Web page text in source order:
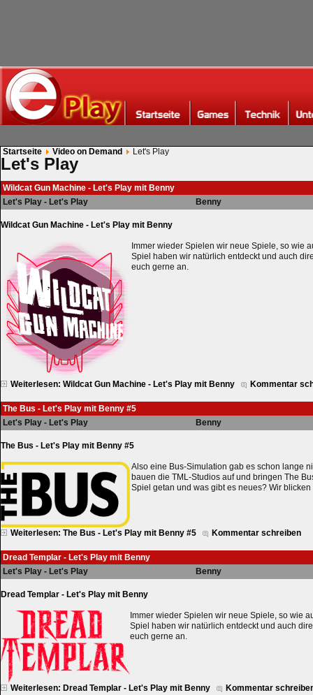
Startseite Video on Demand Let's Play
Let's Play
Wildcat Gun Machine - Let's Play mit Benny
Let's Play - Let's Play
Benny
Wildcat Gun Machine - Let's Play mit Benny
Immer wieder Spielen wir neue Spiele, so wie
Spiel haben wir natürlich entdeckt und auch
euch gerne an.
Weiterlesen: Wildcat Gun Machine - Let's Play mit Benny Kommentar
The Bus - Let's Play mit Benny #5
Let's Play - Let's Play
Benny
The Bus - Let's Play mit Benny #5
Also eine Bus-Simulation gab es schon lange
bauen die TML-Studios auf und bringen The
Spiel getan und was gibt es neues? Wir
Weiterlesen: The Bus - Let's Play mit Benny #5 Kommentar schreiben
Dread Templar - Let's Play mit Benny
Let's Play - Let's Play
Benny
Dread Templar - Let's Play mit Benny
Immer wieder Spielen wir neue Spiele, so wie
Spiel haben wir natürlich entdeckt und auch
euch gerne an.
Weiterlesen: Dread Templar - Let's Play mit Benny Kommentar